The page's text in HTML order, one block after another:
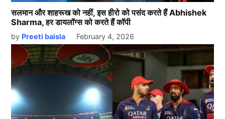
सलमान और शाहरूख को नहीं, इस हीरो को पसंद करते हैं Abhishek
Sharma, हर डायलॉग्स को करते हैं कॉपी
by Preeti baisla February 4, 2026